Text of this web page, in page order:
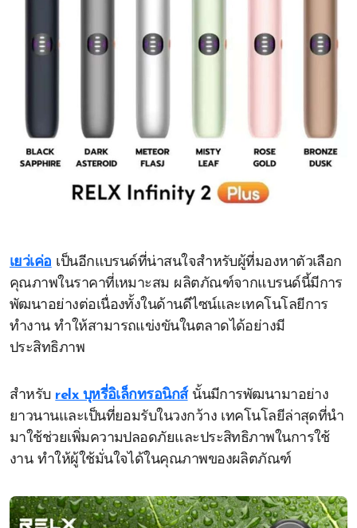
เยว่เค่อ เป็นอีกแบรนด์ที่น่าสนใจสำหรับผู้ที่มองหาตัวเลือก
คุณภาพในราคาที่เหมาะสม ผลิตภัณฑ์จากแบรนด์นี้มีการ
พัฒนาอย่างต่อเนื่องทั้งในด้านดีไซน์และเทคโนโลยีการ
ทำงาน ทำให้สามารถแข่งขันในตลาดได้อย่างมี
ประสิทธิภาพ
สำหรับ relx บุหรี่อิเล็กทรอนิกส์นั้นมีการพัฒนามาอย่าง
ยาวนานและเป็นที่ยอมรับในวงกว้าง เทคโนโลยีล่าสุดที่นำ
มาใช้ช่วยเพิ่มความปลอดภัยและประสิทธิภาพในการใช้
งาน ทำให้ผู้ใช้มั่นใจได้ในคุณภาพของผลิตภัณฑ์